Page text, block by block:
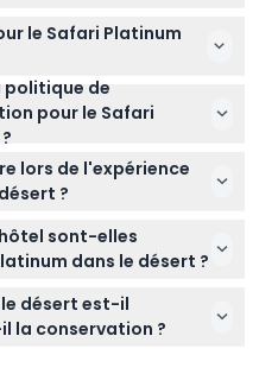
vers midi le jour de
de modifications —
réservation).
ans peuvent participer à
enfants de moins de 5
le Safari Platinum
des vêtements
solaire et d'apporter
recevrez un foulard et
inoxydable dans le
politique de
pour le Safari
safari en ligne sur ce
24 heures à l'avance,
moins de 24
sont facturées
lors de l'expérience
?
Rover Defender de
de la
la faune locale et
et les efforts
sont-elles
dans le désert ?
les hôtels de Dubaï est
un Land Rover
options de voiture
désert est-il
la conservation ?